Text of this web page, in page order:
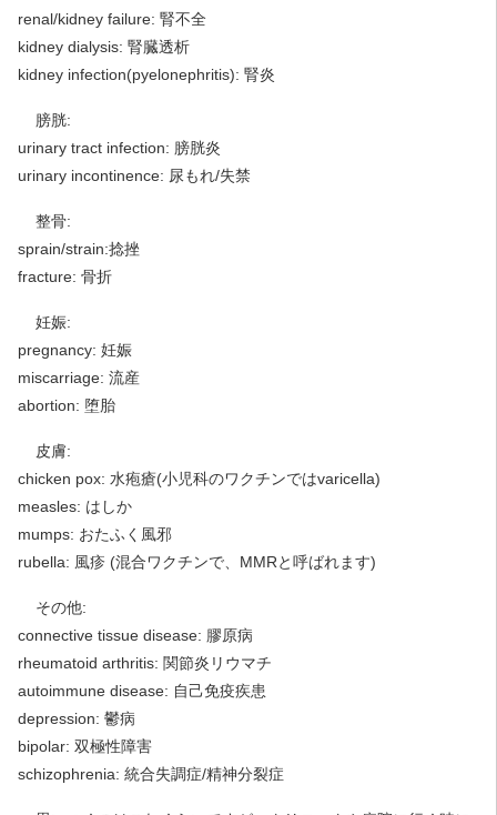
renal/kidney failure: 腎不全
kidney dialysis: 腎臓透析
kidney infection(pyelonephritis): 腎炎
膀胱:
urinary tract infection: 膀胱炎
urinary incontinence: 尿もれ/失禁
整骨:
sprain/strain:捻挫
fracture: 骨折
妊娠:
pregnancy: 妊娠
miscarriage: 流産
abortion: 堕胎
皮膚:
chicken pox: 水疱瘡(小児科のワクチンではvaricella)
measles: はしか
mumps: おたふく風邪
rubella: 風疹 (混合ワクチンで、MMRと呼ばれます)
その他:
connective tissue disease: 膠原病
rheumatoid arthritis: 関節炎リウマチ
autoimmune disease: 自己免疫疾患
depression: 鬱病
bipolar: 双極性障害
schizophrenia: 統合失調症/精神分裂症